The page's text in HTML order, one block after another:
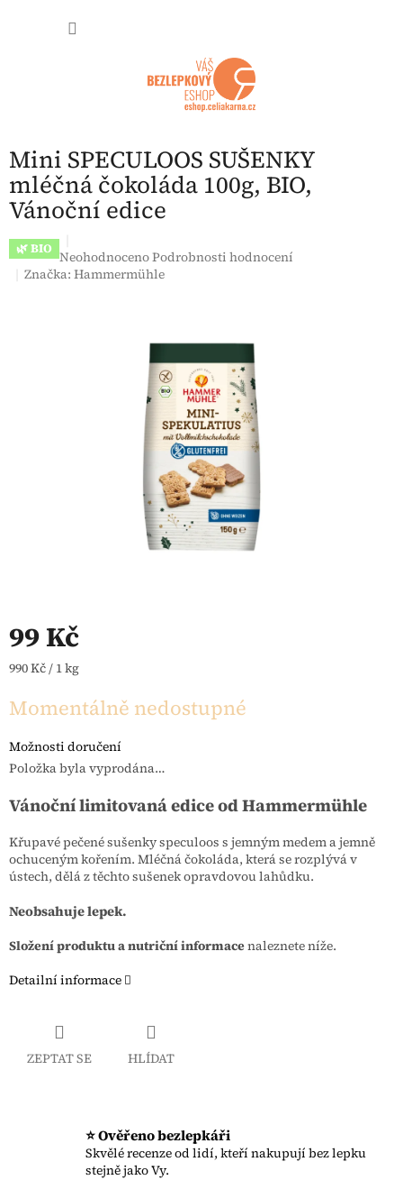
Mini SPECULOOS SUŠENKY
mléčná čokoláda 100g, BIO,
Vánoční edice
🌿 BIO Průměrné hodnocení produktu je 0,0 z 5 hvězdiček.
NeohodnocenoPodrobnosti hodnocení
Značka:Hammermühle
99 Kč
Měrná cena:
990 Kč / 1 kg
Momentálně nedostupné
Možnosti doručení
Položka byla vyprodána…
Vánoční limitovaná edice od Hammermühle
Křupavé pečené sušenky speculoos s jemným medem a jemně
ochuceným kořením. Mléčná čokoláda, která se rozplývá v
ústech, dělá z těchto sušenek opravdovou lahůdku.
Neobsahuje lepek.
Složení produktu a nutriční informacenaleznete níže.
Detailní informace
ZEPTAT SE HLÍDAT
⭐ Ověřeno bezlepkáři
Skvělé recenze od lidí, kteří nakupují bez lepku
stejně jako Vy.